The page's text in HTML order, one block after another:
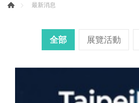
最新消息
全部 展覽活動